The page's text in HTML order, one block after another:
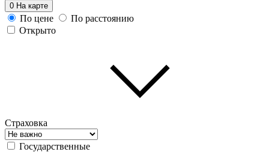
0 На карте
По цене
По расстоянию
Открыто
Страховка
Государственные